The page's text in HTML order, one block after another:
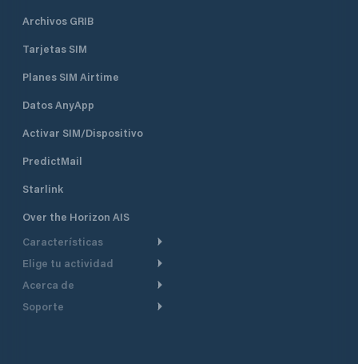
Archivos GRIB
Tarjetas SIM
Planes SIM Airtime
Datos AnyApp
Activar SIM/Dispositivo
PredictMail
Starlink
Over the Horizon AIS
Características
Ruta Meteorológica
Elige tu actividad
Crucero
Navegación a motor
Acerca de
De un vistazo
Soporte